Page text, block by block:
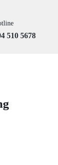
510 5678